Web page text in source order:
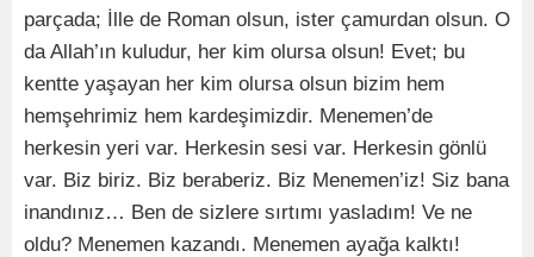
parçada; İlle de Roman olsun, ister çamurdan olsun. O
da Allah’ın kuludur, her kim olursa olsun! Evet; bu
kentte yaşayan her kim olursa olsun bizim hem
hemşehrimiz hem kardeşimizdir. Menemen’de
herkesin yeri var. Herkesin sesi var. Herkesin gönlü
var. Biz biriz. Biz beraberiz. Biz Menemen’iz! Siz bana
inandınız… Ben de sizlere sırtımı yasladım! Ve ne
oldu? Menemen kazandı. Menemen ayağa kalktı!